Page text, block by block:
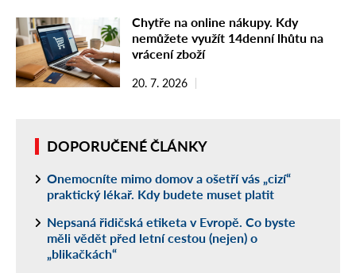
Chytře na online nákupy. Kdy
nemůžete využít 14denní lhůtu na
vrácení zboží
20. 7. 2026
DOPORUČENÉ ČLÁNKY
Onemocníte mimo domov a ošetří vás „cizí“
praktický lékař. Kdy budete muset platit
Nepsaná řidičská etiketa v Evropě. Co byste
měli vědět před letní cestou (nejen) o
„blikačkách“